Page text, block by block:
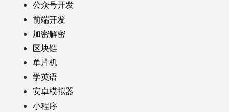
公众号开发
前端开发
加密解密
区块链
单片机
学英语
安卓模拟器
小程序